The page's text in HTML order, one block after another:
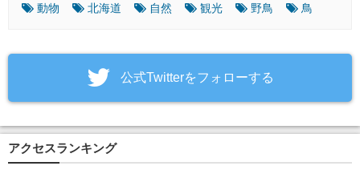
動物 北海道 自然 観光 野鳥 鳥
‎公式Twitterをフォローする
アクセスランキング